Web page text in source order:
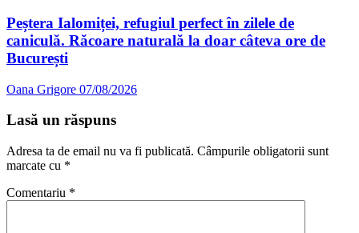
Peștera Ialomiței, refugiul perfect în zilele de
caniculă. Răcoare naturală la doar câteva ore de
București
Oana Grigore 07/08/2026
Lasă un răspuns
Adresa ta de email nu va fi publicată. Câmpurile obligatorii sunt
marcate cu *
Comentariu *